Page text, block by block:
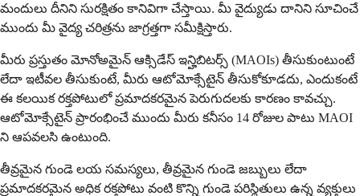
మందులు దీనిని సురక్షితం కానివిగా చేస్తాయి. మీ వైద్యుడు దానిని సూచించే
ముందు మీ వైద్య చరిత్రను జాగ్రత్తగా సమీక్షిస్తారు.
మీరు ప్రస్తుతం మోనోఅమైన్ ఆక్సిడేస్ ఇన్హిబిటర్స్ (MAOIs) తీసుకుంటుంటే
లేదా ఇటీవల తీసుకుంటే, మీరు ఆటోమోక్సేటైన్ తీసుకోకూడదు, ఎందుకంటే
ఈ కలయిక రక్తపోటులో ప్రమాదకరమైన పెరుగుదలకు కారణం కావచ్చు.
ఆటోమోక్సేటైన్ ప్రారంభించే ముందు మీరు కనీసం 14 రోజుల పాటు MAOI
ని ఆపవలసి ఉంటుంది.
తీవ్రమైన గుండె లయ సమస్యలు, తీవ్రమైన గుండె జబ్బులు లేదా
ప్రమాదకరమైన అధిక రక్తపోటు వంటి కొన్ని గుండె పరిస్థితులు ఉన్న వ్యక్తులు